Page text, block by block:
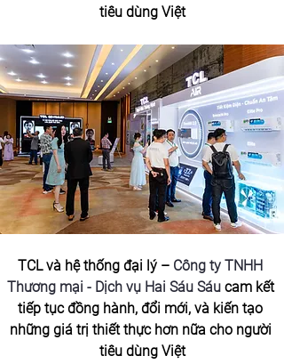
tiêu dùng Việt
TCL và hệ thống đại lý – Công ty TNHH
Thương mại - Dịch vụ Hai Sáu Sáu cam kết
tiếp tục đồng hành, đổi mới, và kiến tạo
những giá trị thiết thực hơn nữa cho người
tiêu dùng Việt